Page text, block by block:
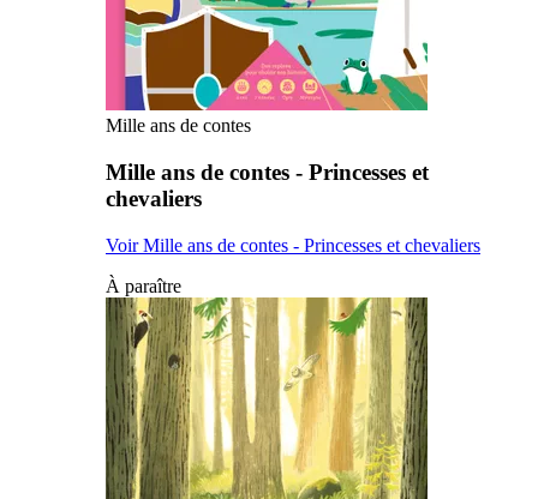
Mille ans de contes
Mille ans de contes - Princesses et
chevaliers
Voir Mille ans de contes - Princesses et chevaliers
À paraître